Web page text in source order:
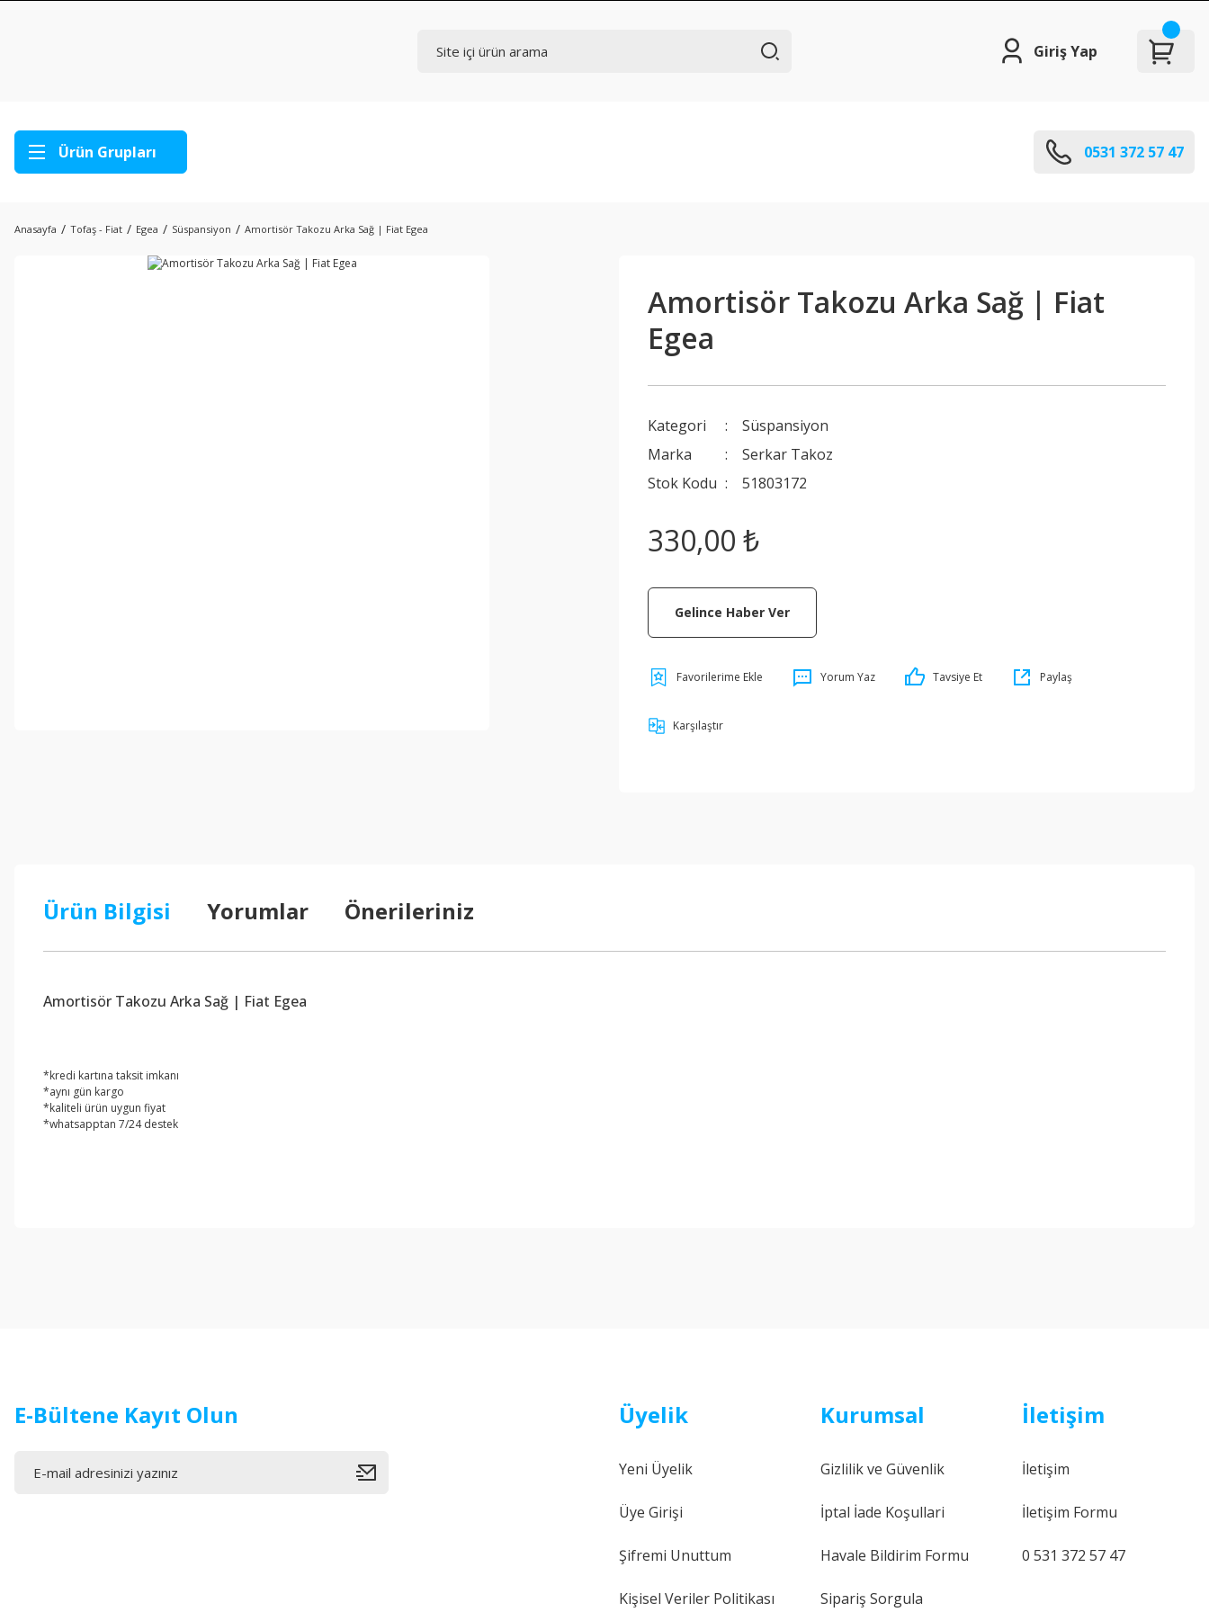
Giriş Yap
Ürün Grupları 0531 372 57 47
Anasayfa Tofaş - Fiat Egea Süspansiyon Amortisör Takozu Arka Sağ | Fiat Egea
Amortisör Takozu Arka Sağ | Fiat
Egea
Kategori
Süspansiyon
Marka
Serkar Takoz
Stok Kodu
51803172
330,00 ₺
Gelince Haber Ver
Yorum Yaz Tavsiye Et Paylaş
Karşılaştır
Ürün Bilgisi Yorumlar Önerileriniz
Amortisör Takozu Arka Sağ | Fiat Egea
*kredi kartına taksit imkanı
*aynı gün kargo
*kaliteli ürün uygun fiyat
*whatsapptan 7/24 destek
E-Bültene Kayıt Olun Üyelik
Yeni Üyelik
Üye Girişi
Şifremi Unuttum
Kişisel Veriler Politikası
Kurumsal
Gizlilik ve Güvenlik
İptal İade Koşullari
Havale Bildirim Formu
Sipariş Sorgula
İletişim
İletişim
İletişim Formu
0 531 372 57 47